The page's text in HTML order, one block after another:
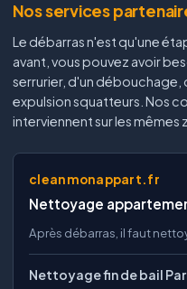
Nos services
Le débarras n'est qu'une
avant, vous pouvez avoir
serrurier, d'un débouchage,
expulsion squatteurs. Nos
interviennent sur les mêmes
cleanmonappart.fr
Nettoyage
Après débarras, il faut
Nettoyage fin de bail